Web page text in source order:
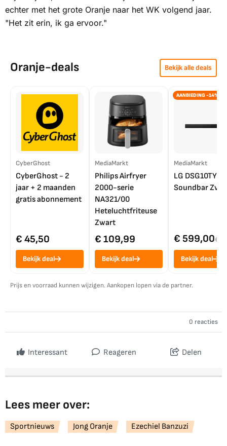
echter met het grote Oranje naar het WK volgend jaar.
"Het zit erin, ik ga ervoor."
Oranje-deals Bekijk alle deals
CyberGhost
CyberGhost - 2
jaar + 2 maanden
gratis abonnement
€ 45,50
Bekijk deal
MediaMarkt
Philips Airfryer
2000-serie
NA321/00
Heteluchtfriteuse
Zwart
€ 109,99
Bekijk deal
AANBIEDING -14%
MediaMarkt
LG DSG10TY
Soundbar
€ 599,00€
Bekijk deal
Prijs en voorraad kunnen wijzigen. Aankopen lopen via de partner.
0 reacties
Interessant Reageren Delen
Lees meer over:
Sportnieuws Jong Oranje Ezechiel Banzuzi